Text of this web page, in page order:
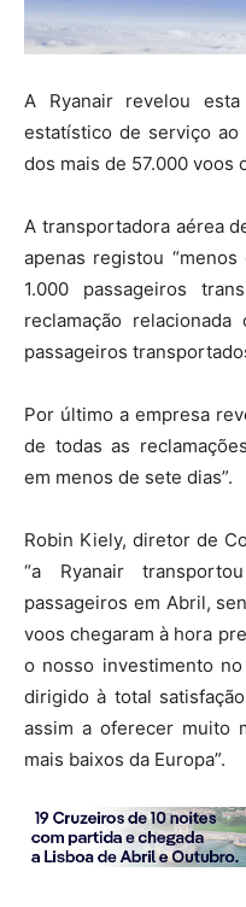
A Ryanair revelou
estatístico de serviço
dos mais de 57.000 voos
A transportadora aérea
apenas registou
1.000 passageiros
reclamação
passageiros
Por último a empresa
de todas as
em menos de sete dias”.
Robin Kiely, diretor de
“a Ryanair
passageiros em Abril,
voos chegaram à hora
o nosso investimento no
dirigido à total
assim a oferecer muito
mais baixos da Europa”.